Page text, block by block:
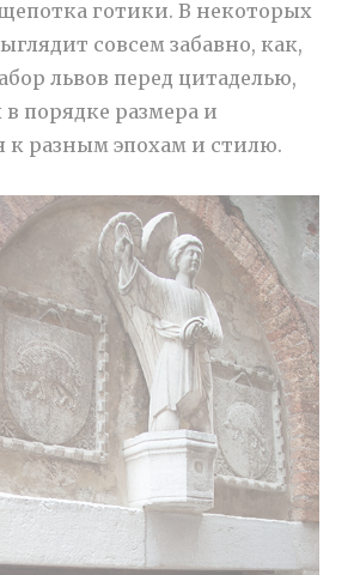
готики. В некоторых
совсем забавно, как,
львов перед цитаделью,
порядке размера и
к разным эпохам и стилю.